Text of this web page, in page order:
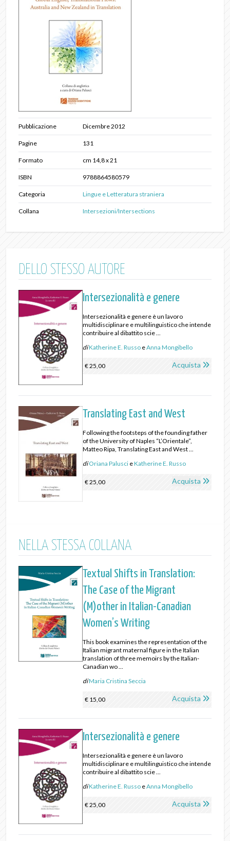
Pubblicazione Dicembre 2012
Pagine 131
Formato cm 14,8 x 21
ISBN 9788864580579
Categoria Lingue e Letteratura straniera
Collana Intersezioni/Intersections
DELLO STESSO AUTORE
Intersezionalità e genere
Intersezionalità e genere è un lavoro
multidisciplinare e multilinguistico che intende
contribuire al dibattito scie ...
diKatherine E. Russo eAnna Mongibello
€ 25,00 Acquista
Translating East and West
Following the footsteps of the founding father
of the University of Naples “L’Orientale”,
Matteo Ripa, Translating East and West ...
diOriana Palusci eKatherine E. Russo
€ 25,00 Acquista
NELLA STESSA COLLANA
Textual Shifts in Translation:
The Case of the Migrant
(M)other in Italian-Canadian
Women’s Writing
This book examines the representation of the
Italian migrant maternal figure in the Italian
translation of three memoirs by the Italian-
Canadian wo ...
diMaria Cristina Seccia
€ 15,00 Acquista
Intersezionalità e genere
Intersezionalità e genere è un lavoro
multidisciplinare e multilinguistico che intende
contribuire al dibattito scie ...
diKatherine E. Russo eAnna Mongibello
€ 25,00 Acquista